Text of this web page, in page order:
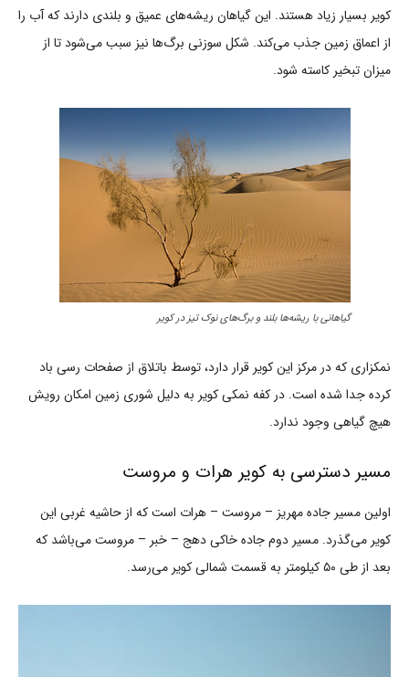
کویر بسیار زیاد هستند. این گیاهان ریشه‌های عمیق و بلندی دارند که آب را
از اعماق زمین جذب می‌کند. شکل سوزنی برگ‌ها نیز سبب می‌شود تا از
میزان تبخیر کاسته شود.
گیاهانی با ریشه‌ها بلند و برگ‌های نوک تیز در کویر
نمکزاری که در مرکز این کویر قرار دارد، توسط باتلاق از صفحات رسی باد
کرده جدا شده است. در کفه نمکی کویر به دلیل شوری زمین امکان رویش
هیچ گیاهی وجود ندارد.
مسیر دسترسی به کویر هرات و مروست
اولین مسیر جاده مهریز – مروست – هرات است که از حاشیه غربی این
کویر می‌گذرد. مسیر دوم جاده خاکی دهج – خبر – مروست می‌باشد که
بعد از طی ۵۰ کیلومتر به قسمت شمالی کویر می‌رسد.